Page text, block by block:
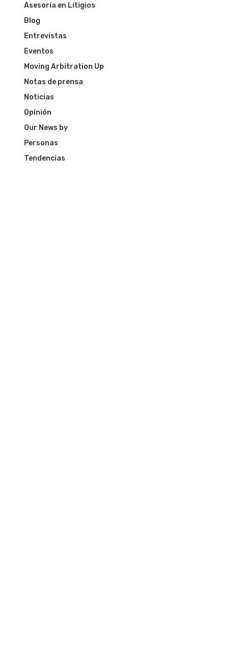
Asesoría en Litigios
Blog
Entrevistas
Eventos
Moving Arbitration Up
Notas de prensa
Noticias
Opinión
Our News by
Personas
Tendencias